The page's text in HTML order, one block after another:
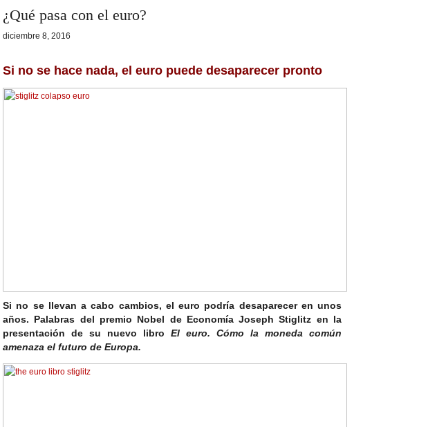
¿Qué pasa con el euro?
diciembre 8, 2016
Si no se hace nada, el euro puede desaparecer pronto
Si no se llevan a cabo cambios, el euro podría desaparecer en unos
años. Palabras del premio Nobel de EconomíaJoseph Stiglitz en la
presentación de su nuevo libro El euro. Cómo la moneda común
amenaza el futuro de Europa.